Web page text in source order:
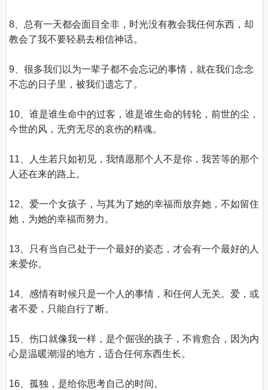
8、总有一天都会面目全非，时光没有教会我任何东西，却
教会了我不要轻易去相信神话。
9、很多我们以为一辈子都不会忘记的事情，就在我们念念
不忘的日子里，被我们遗忘了。
10、谁是谁生命中的过客，谁是谁生命的转轮，前世的尘，
今世的风，无穷无尽的哀伤的精魂。
11、人生若只如初见，我情愿那个人不是你，我苦等的那个
人还在来的路上。
12、爱一个女孩子，与其为了她的幸福而放弃她，不如留住
她，为她的幸福而努力。
13、只有当自己处于一个最好的姿态，才会有一个最好的人
来爱你。
14、感情有时候只是一个人的事情，和任何人无关。爱，或
者不爱，只能自行了断。
15、伤口就像我一样，是个倔强的孩子，不肯愈合，因为内
心是温暖潮湿的地方，适合任何东西生长。
16、孤独，是给你思考自己的时间。